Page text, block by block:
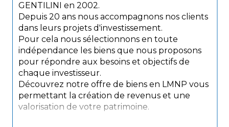
GENTILINI en 2002.
Depuis 20 ans nous accompagnons nos clients
dans leurs projets d'investissement.
Pour cela nous sélectionnons en toute
indépendance les biens que nous proposons
pour répondre aux besoins et objectifs de
chaque investisseur.
Découvrez notre offre de biens en LMNP vous
permettant la création de revenus et une
valorisation de votre patrimoine.